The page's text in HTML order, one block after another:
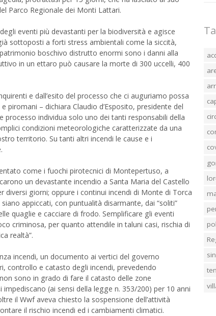
Parco Regionale dei Monti Lattari.
eventi più devastanti per la biodiversità e agisce
sottoposti a forti stress ambientali come la siccità,
boschivo distrutto enormi sono i danni alla
in un ettaro può causare la morte di 300 uccelli, 400
e dall’esito del processo che ci auguriamo possa
piromani – dichiara Claudio d’Esposito, presidente del
individua solo uno dei tanti responsabili della
condizioni meteorologiche caratterizzate da una
territorio. Su tanti altri incendi le cause e i
come i fuochi pirotecnici di Montepertuso, a
un devastante incendio a Santa Maria del Castello
diversi giorni; oppure i continui incendi di Monte di Torca
appiccati, con puntualità disarmante, dai “soliti”
quaglie e cacciare di frodo. Semplificare gli eventi
criminosa, per quanto attendile in taluni casi, rischia di
realtà”.
incendi, un documento ai vertici del governo
controllo e catasto degli incendi, prevedendo
sono in grado di fare il catasto delle zone
(ai sensi della legge n. 353/200) per 10 anni
il Wwf aveva chiesto la sospensione dell’attività
il rischio incendi ed i cambiamenti climatici.